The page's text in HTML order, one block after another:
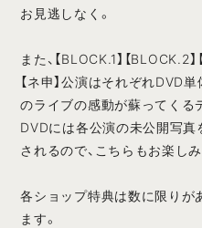
お見逃しなく。
また、【BLOCK.1】【BLOCK.2
【ネ申】公演はそれぞれDVD
のライブの感動が蘇ってくる
DVDには各公演の未公開写
されるので、こちらもお楽しみ
各ショップ特典は数に限りが
ます。